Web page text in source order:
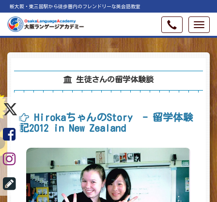
新大阪・東三国駅から徒歩圏内のフレンドリーな英会話教室
生徒さんの留学体験談
HirokaちゃんのStory - 留学体験
記2012 in New Zealand